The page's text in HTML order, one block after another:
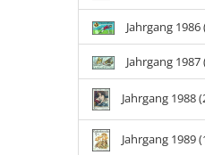
Jahrgang 1986
Jahrgang 1987
Jahrgang 1988
Jahrgang 1989